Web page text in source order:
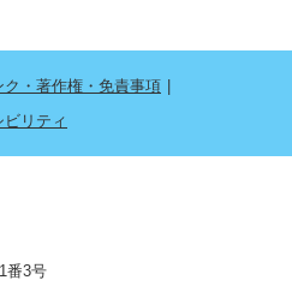
ク・著作権・免責事項
ビリティ
番3号